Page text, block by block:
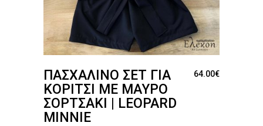
ΠΑΣΧΑΛΙΝΌ ΣΕΤ ΓΙΑ
ΚΟΡΊΤΣΙ ΜΕ ΜΑΎΡΟ
ΣΟΡΤΣΆΚΙ | LEOPARD
MINNIE
64.00€